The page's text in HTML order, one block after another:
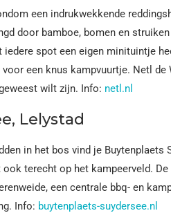
een indrukwekkende
door bamboe, bomen en
spot een eigen minituintje
een knus kampvuurtje. Netl
wilt zijn. Info: netl.nl
Lelystad
in het bos vind je Buytenplaets
terecht op het kampeerveld.
een centrale bbq- en
Info: buytenplaets-suydersee.nl